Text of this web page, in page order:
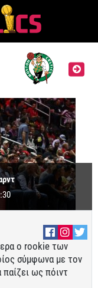
ο rookie των
σύμφωνα με τον
παίζει ως πόιντ